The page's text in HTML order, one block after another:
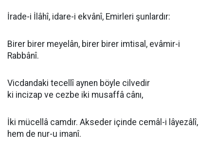
İrade-i İlâhî, idare-i ekvânî, Emirleri şunlardır:
Birer birer meyelân, birer birer imtisal, evâmir-i
Rabbânî.
Vicdandaki tecellî aynen böyle cilvedir
ki incizap ve cezbe iki musaffâ cânı,
İki mücellâ camdır. Akseder içinde cemâl-i lâyezâlî,
hem de nur-u imanî.